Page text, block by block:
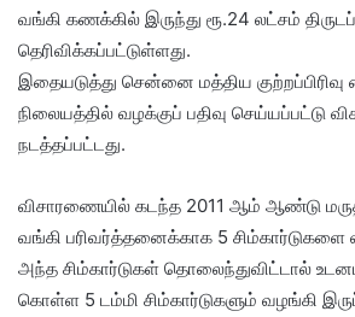
வங்கி கணக்கில் இருந்து ரூ.24 லட்சம்
தெரிவிக்கப்பட்டுள்ளது.
இதையடுத்து சென்னை மத்திய
நிலையத்தில் வழக்குப் பதிவு செய்யப்பட்டு
நடத்தப்பட்டது.
விசாரணையில் கடந்த 2011 ஆம் ஆண்டு
வங்கி பரிவர்த்தனைக்காக 5 சிம்கார்டுகளை
அந்த சிம்கார்டுகள் தொலைந்துவிட்டால்
கொள்ள 5 டம்மி சிம்கார்டுகளும் வழங்கி